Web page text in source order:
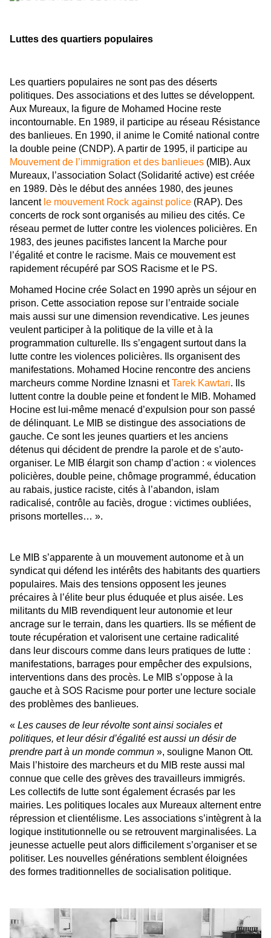
Luttes des quartiers populaires
Les quartiers populaires ne sont pas des déserts
politiques. Des associations et des luttes se développent.
Aux Mureaux, la figure de Mohamed Hocine reste
incontournable. En 1989, il participe au réseau Résistance
des banlieues. En 1990, il anime le Comité national contre
la double peine (CNDP). A partir de 1995, il participe au
Mouvement de l’immigration et des banlieues (MIB). Aux
Mureaux, l’association Solact (Solidarité active) est créée
en 1989. Dès le début des années 1980, des jeunes
lancent le mouvement Rock against police (RAP). Des
concerts de rock sont organisés au milieu des cités. Ce
réseau permet de lutter contre les violences policières. En
1983, des jeunes pacifistes lancent la Marche pour
l’égalité et contre le racisme. Mais ce mouvement est
rapidement récupéré par SOS Racisme et le PS.
Mohamed Hocine crée Solact en 1990 après un séjour en
prison. Cette association repose sur l’entraide sociale
mais aussi sur une dimension revendicative. Les jeunes
veulent participer à la politique de la ville et à la
programmation culturelle. Ils s’engagent surtout dans la
lutte contre les violences policières. Ils organisent des
manifestations. Mohamed Hocine rencontre des anciens
marcheurs comme Nordine Iznasni etTarek Kawtari. Ils
luttent contre la double peine et fondent le MIB. Mohamed
Hocine est lui-même menacé d’expulsion pour son passé
de délinquant. Le MIB se distingue des associations de
gauche. Ce sont les jeunes quartiers et les anciens
détenus qui décident de prendre la parole et de s’auto-
organiser. Le MIB élargit son champ d’action : « violences
policières, double peine, chômage programmé, éducation
au rabais, justice raciste, cités à l’abandon, islam
radicalisé, contrôle au faciès, drogue : victimes oubliées,
prisons mortelles… ».
Le MIB s’apparente à un mouvement autonome et à un
syndicat qui défend les intérêts des habitants des quartiers
populaires. Mais des tensions opposent les jeunes
précaires à l’élite beur plus éduquée et plus aisée. Les
militants du MIB revendiquent leur autonomie et leur
ancrage sur le terrain, dans les quartiers. Ils se méfient de
toute récupération et valorisent une certaine radicalité
dans leur discours comme dans leurs pratiques de lutte :
manifestations, barrages pour empêcher des expulsions,
interventions dans des procès. Le MIB s’oppose à la
gauche et à SOS Racisme pour porter une lecture sociale
des problèmes des banlieues.
« Les causes de leur révolte sont ainsi sociales et
politiques, et leur désir d’égalité est aussi un désir de
prendre part à un monde commun », souligne Manon Ott.
Mais l’histoire des marcheurs et du MIB reste aussi mal
connue que celle des grèves des travailleurs immigrés.
Les collectifs de lutte sont également écrasés par les
mairies. Les politiques locales aux Mureaux alternent entre
répression et clientélisme. Les associations s’intègrent à la
logique institutionnelle ou se retrouvent marginalisées. La
jeunesse actuelle peut alors difficilement s’organiser et se
politiser. Les nouvelles générations semblent éloignées
des formes traditionnelles de socialisation politique.